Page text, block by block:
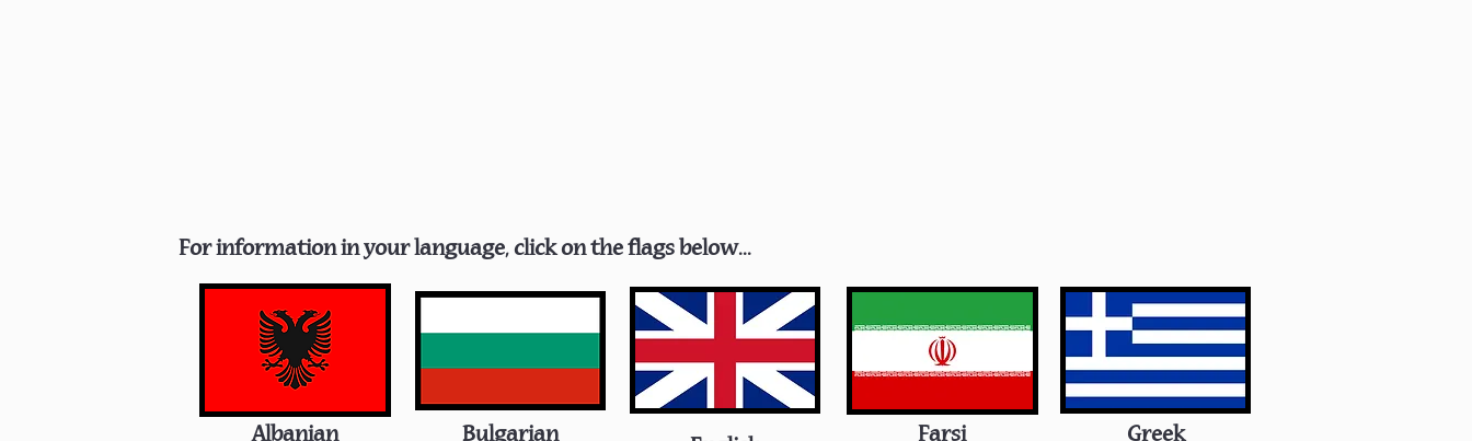
For information in your language, click on the flags below...
Albanian
Bulgarian
Farsi
Greek